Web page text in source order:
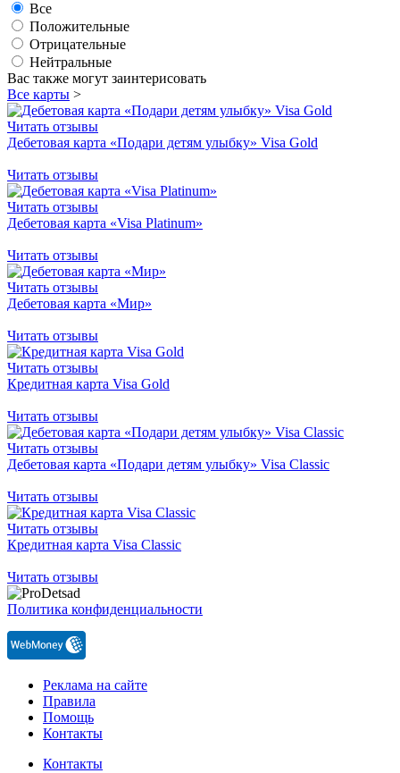
Все
Положительные
Отрицательные
Нейтральные
Вас также могут заинтерисовать
Все карты >
Читать отзывы
Дебетовая карта «Подари детям улыбку» Visa Gold
Читать отзывы
Читать отзывы
Дебетовая карта «Visa Platinum»
Читать отзывы
Читать отзывы
Дебетовая карта «Мир»
Читать отзывы
Читать отзывы
Кредитная карта Visa Gold
Читать отзывы
Читать отзывы
Дебетовая карта «Подари детям улыбку» Visa Classic
Читать отзывы
Читать отзывы
Кредитная карта Visa Classic
Читать отзывы
Политика конфиденциальности
Реклама на сайте
Правила
Помощь
Контакты
Контакты